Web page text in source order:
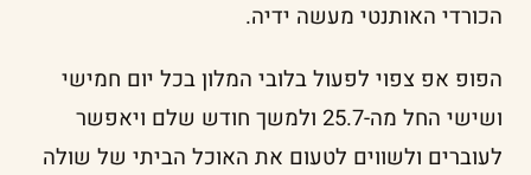
הכורדי האותנטי מעשה ידיה.
הפופ אפ צפוי לפעול בלובי המלון בכל יום חמישי
ושישי החל מה-25.7 ולמשך חודש שלם ויאפשר
לעוברים ולשווים לטעום את האוכל הביתי של שולה